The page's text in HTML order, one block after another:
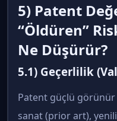
5) Patent
“Öldüren”
Ne Düşürür?
5.1) Geçerlilik
Patent güçlü
sanat (prior art),